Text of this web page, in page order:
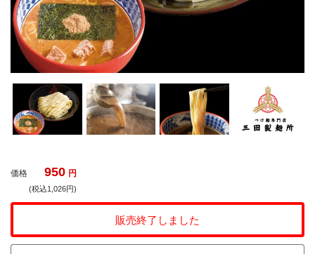
価格 950 円
(税込1,026円)
販売終了しました